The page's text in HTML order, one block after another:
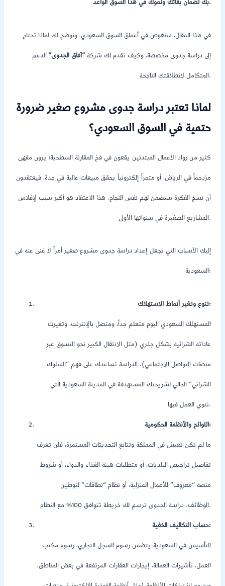
بك لضمان بقائك ونموك في هذا السوق الواعد.
في هذا المقال، سنغوص في أعماق السوق السعودي، ونوضح لك لماذا تحتاج
إلى دراسة جدوى مخصصة، وكيف تقدم لك شركة “آفاق الجدوى”الدعم
المتكامل لانطلاقتك الناجحة.
لماذا تعتبر دراسة جدوى مشروع صغير ضرورة
حتمية في السوق السعودي؟
كثير من رواد الأعمال المبتدئين يقعون في فخ المقارنة السطحية؛ يرون مقهى
مزدحماً في الرياض، أو متجراً إلكترونياً يحقق مبيعات عالية في جدة، فيعتقدون
أن نسخ الفكرة سيضمن لهم نفس النجاح. هذا الاعتقاد هو أكبر سبب لإفلاس
المشاريع الصغيرة في سنواتها الأولى.
إليك الأسباب التي تجعل إعداد دراسة جدوى مشروع صغير أمراً لا غنى عنه في
السعودية:
تنوع وتغير أنماط الاستهلاك:
المستهلك السعودي اليوم متعلم جداً، ومتصل بالإنترنت، وتغيرت
عاداته الشرائية بشكل جذري (مثل الانتقال الكبير نحو التسوق عبر
منصات التواصل الاجتماعي). الدراسة تساعدك على فهم “السلوك
الشرائي” الحالي لشريحتك المستهدفة في المدينة السعودية التي
تنوي العمل فيها.
اللوائح والأنظمة الحكومية:
ما لم تكن تعيش في المملكة وتتابع التحديثات المستمرة، فلن تعرف
تفاصيل تراخيص البلديات، أو متطلبات هيئة الغذاء والدواء، أو شروط
منصة “معروف” للأعمال المنزلية، أو نظام “نطاقات” لتوطين
الوظائف. دراسة الجدوى ترسم لك خريطة تتوافق 100% مع النظام.
حساب التكاليف الخفية:
التأسيس في السعودية يتضمن رسوم السجل التجاري، رسوم مكتب
العمل، تأشيرات العمالة، إيجارات العقارات المرتفعة في بعض المناطق،